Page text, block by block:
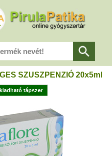
SZUSZPENZIÓ 20x5ml
tápszer